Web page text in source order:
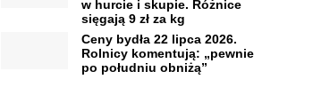
w hurcie i skupie. Różnice
sięgają 9 zł za kg
Ceny bydła 22 lipca 2026.
Rolnicy komentują: „pewnie
po południu obniżą”